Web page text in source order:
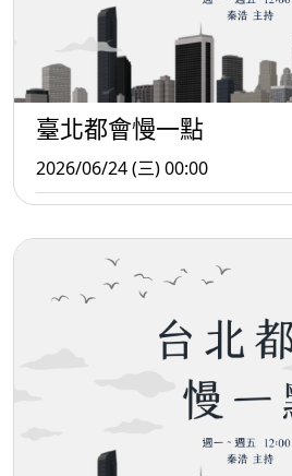
臺北都會慢一點
2026/06/24 (三) 00:00